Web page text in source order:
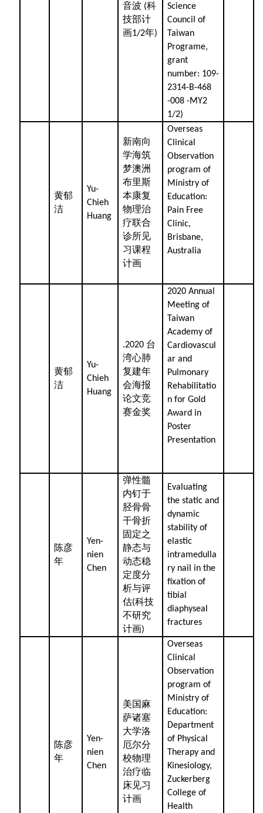
音波 (科
技部计
画1/2年)
Science
Council of
Taiwan
Programe,
grant
number: 109-
2314-B-468
-008 -MY2
1/2)
黄郁
洁
Yu-
Chieh
Huang
新南向
学海筑
梦澳洲
布里斯
本康复
物理治
疗联合
诊所见
习课程
计画
Overseas
Clinical
Observation
program of
Ministry of
Education:
Pain Free
Clinic,
Brisbane,
Australia
黄郁
洁
Yu-
Chieh
Huang
.2020 台
湾心肺
复建年
会海报
论文竞
赛金奖
2020 Annual
Meeting of
Taiwan
Academy of
Cardiovascul
ar and
Pulmonary
Rehabilitatio
n for Gold
Award in
Poster
Presentation
陈彦
年
Yen-
nien
Chen
弹性髓
内钉于
胫骨骨
干骨折
固定之
静态与
动态稳
定度分
析与评
估(科技
不研究
计画)
Evaluating
the static and
dynamic
stability of
elastic
intramedulla
ry nail in the
fixation of
tibial
diaphyseal
fractures
陈彦
年
Yen-
nien
Chen
美国麻
萨诸塞
大学洛
厄尔分
校物理
治疗临
床见习
计画
Overseas
Clinical
Observation
program of
Ministry of
Education:
Department
of Physical
Therapy and
Kinesiology,
Zuckerberg
College of
Health